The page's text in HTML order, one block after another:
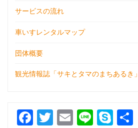
サービスの流れ
車いすレンタルマップ
団体概要
観光情報誌「サキとタマのまちあるき」
F
T
E
Li S